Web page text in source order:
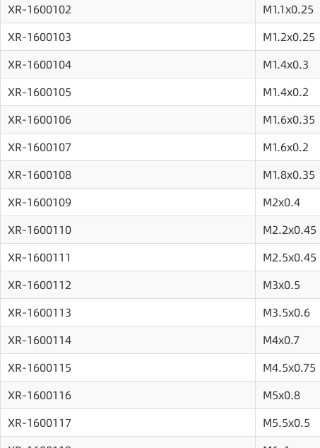
XR-1600102
M1.1x0.25
XR-1600103
M1.2x0.25
XR-1600104
M1.4x0.3
XR-1600105
M1.4x0.2
XR-1600106
M1.6x0.35
XR-1600107
M1.6x0.2
XR-1600108
M1.8x0.35
XR-1600109
M2x0.4
XR-1600110
M2.2x0.45
XR-1600111
M2.5x0.45
XR-1600112
M3x0.5
XR-1600113
M3.5x0.6
XR-1600114
M4x0.7
XR-1600115
M4.5x0.75
XR-1600116
M5x0.8
XR-1600117
M5.5x0.5